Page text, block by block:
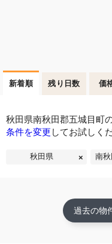
新着順 残り日数 価
秋田県南秋田郡五城目町
条件を変更 してお試しく
秋田県 南秋
過去の物